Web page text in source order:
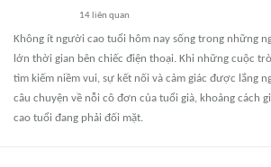
14liên quan
Không ít người cao tuổi hôm nay sống trong những
lớn thời gian bên chiếc điện thoại. Khi những cuộc
tìm kiếm niềm vui, sự kết nối và cảm giác được lắng
câu chuyện về nỗi cô đơn của tuổi già, khoảng cách
cao tuổi đang phải đối mặt.